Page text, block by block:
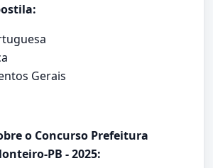
Gerais
o Concurso Prefeitura
PB - 2025: